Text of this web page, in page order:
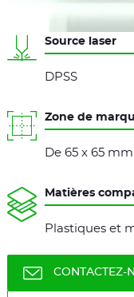
Source laser
DPSS
Zone de
De 65 x 65
Matières
Plastiques et
CONTACTEZ-